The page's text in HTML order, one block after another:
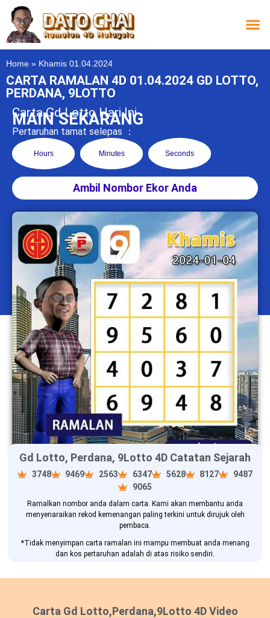
Home » Khamis 01.04.2024
CARTA RAMALAN 4D 01.04.2024 GD LOTTO,
PERDANA, 9LOTTO
Carta Gd Lotto Hari Ini
MAIN SEKARANG
Pertaruhan tamat selepas ：
Hours Minutes Seconds
Ambil Nombor Ekor Anda
Gd Lotto, Perdana, 9Lotto 4D Catatan Sejarah
3748 9469 2563 6347 5628 8127
9487
9065
Ramalkan nombor anda dalam carta. Kami akan membantu anda
menyenaraikan rekod kemenangan paling terkini untuk dirujuk oleh
pembaca.
*Tidak menyimpan carta ramalan ini mampu membuat anda menang
dan kos pertaruhan adalah di atas risiko sendiri.
Carta Gd Lotto,Perdana,9Lotto 4D Video